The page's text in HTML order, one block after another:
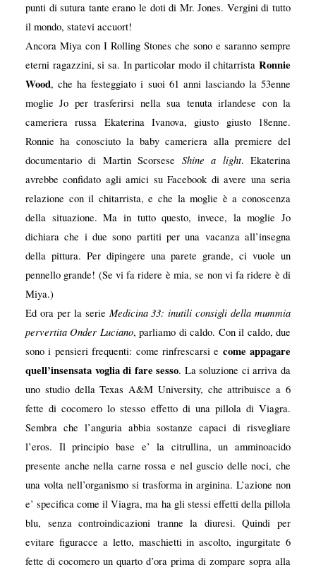
punti di sutura tante erano le doti di Mr. Jones. Vergini di tutto
il mondo, statevi accuort!
Ancora Miya con I Rolling Stones che sono e saranno sempre
eterni ragazzini, si sa. In particolar modo il chitarristaRonnie
Wood, che ha festeggiato i suoi 61 anni lasciando la 53enne
moglie Jo per trasferirsi nella sua tenuta irlandese con la
cameriera russa Ekaterina Ivanova, giusto giusto 18enne.
Ronnie ha conosciuto la baby cameriera alla premiere del
documentario di Martin Scorsese Shine a light. Ekaterina
avrebbe confidato agli amici su Facebook di avere una seria
relazione con il chitarrista, e che la moglie è a conoscenza
della situazione. Ma in tutto questo, invece, la moglie Jo
dichiara che i due sono partiti per una vacanza all’insegna
della pittura. Per dipingere una parete grande, ci vuole un
pennello grande! (Se vi fa ridere è mia, se non vi fa ridere è di
Miya.)
Ed ora per la serie Medicina 33: inutili consigli della mummia
pervertita Onder Luciano, parliamo di caldo. Con il caldo, due
sono i pensieri frequenti: come rinfrescarsi e come appagare
quell’insensata voglia di fare sesso. La soluzione ci arriva da
uno studio della Texas A&M University, che attribuisce a 6
fette di cocomero lo stesso effetto di una pillola di Viagra.
Sembra che l’anguria abbia sostanze capaci di risvegliare
l’eros. Il principio base e’ la citrullina, un amminoacido
presente anche nella carne rossa e nel guscio delle noci, che
una volta nell’organismo si trasforma in arginina. L’azione non
e’ specifica come il Viagra, ma ha gli stessi effetti della pillola
blu, senza controindicazioni tranne la diuresi. Quindi per
evitare figuracce a letto, maschietti in ascolto, ingurgitate 6
fette di cocomero un quarto d’ora prima di zompare sopra alla